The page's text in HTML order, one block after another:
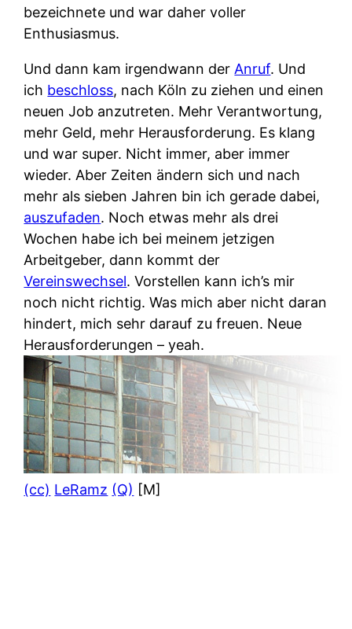
bezeichnete und war daher voller
Enthusiasmus.
Und dann kam irgendwann der Anruf. Und
ich beschloss, nach Köln zu ziehen und einen
neuen Job anzutreten. Mehr Verantwortung,
mehr Geld, mehr Herausforderung. Es klang
und war super. Nicht immer, aber immer
wieder. Aber Zeiten ändern sich und nach
mehr als sieben Jahren bin ich gerade dabei,
auszufaden. Noch etwas mehr als drei
Wochen habe ich bei meinem jetzigen
Arbeitgeber, dann kommt der
Vereinswechsel. Vorstellen kann ich’s mir
noch nicht richtig. Was mich aber nicht daran
hindert, mich sehr darauf zu freuen. Neue
Herausforderungen – yeah.
(cc) LeRamz (Q) [M]